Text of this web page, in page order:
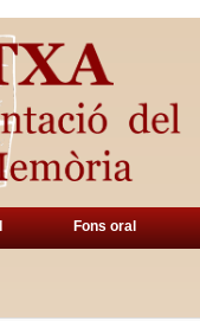
Fons oral